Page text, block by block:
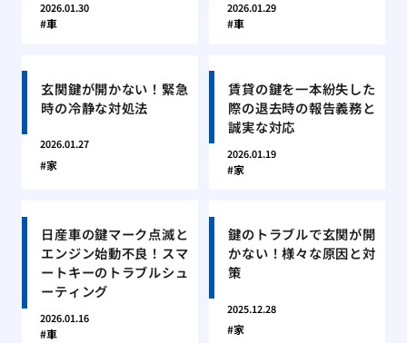
2026.01.30
車
2026.01.29
車
玄関鍵が開かない！緊急
時の冷静な対処法
2026.01.27
家
賃貸の鍵を一本紛失した
際の退去時の報告義務と
誠実な対応
2026.01.19
家
日産車の鍵マーク点滅と
エンジン始動不良！スマ
ートキーのトラブルシュ
ーティング
2026.01.16
車
鍵のトラブルで玄関が開
かない！様々な原因と対
策
2025.12.28
家